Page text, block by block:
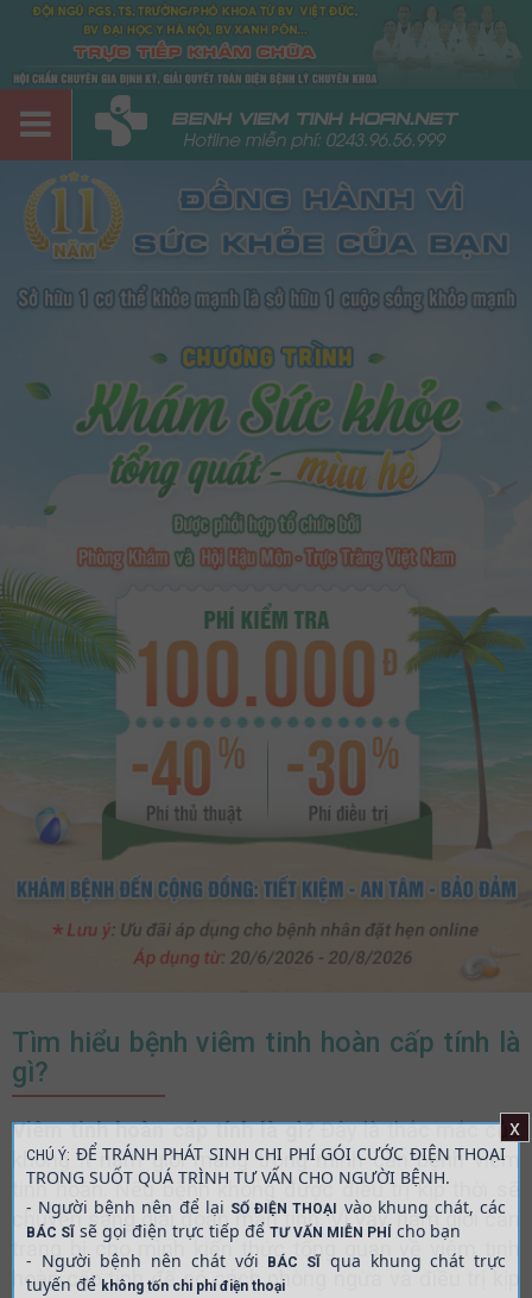
Tìm hiểu bệnh viêm tinh hoàn cấp tính là
gì?
Viêm tinh hoàn cấp tính là gì?Đây là thắc mắc của
không ít nam giới mang trong mình căn bệnh viêm
tinh hoàn. Nếu bệnh không được điều trị kịp thời sẽ
chuyển sang giai đoạn mãn tính. Vì vậy, nam giới cần
trang bị cho mình kiến thức tổng quan về viêm tinh
hoàn cấp tính để có cách phòng ngừa và điều trị kịp
CHÚ Ý: ĐỂ TRÁNH PHÁT SINH CHI PHÍ GÓI CƯỚC ĐIỆN THOẠI
TRONG SUỐT QUÁ TRÌNH TƯ VẤN CHO NGƯỜI BỆNH.
- Người bệnh nên để lại SỐ ĐIỆN THOẠI vào khung chát, các
BÁC SĨ sẽ gọi điện trực tiếp để TƯ VẤN MIỄN PHÍ
cho bạn
- Người bệnh nên chát với
BÁC SĨ
qua khung chát trực
tuyến để không tốn chi phí điện thoại
x